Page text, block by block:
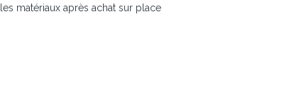
les matériaux après achat sur place